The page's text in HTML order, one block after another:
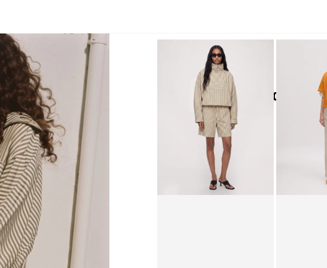
High Summer Edit
Zeige Bild 1 von 5 Zeige Bild 1